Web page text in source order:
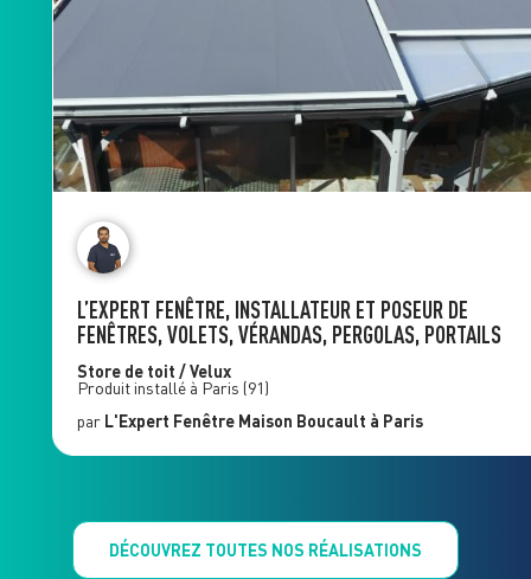
L’EXPERT FENÊTRE, INSTALLATEUR ET POSEUR DE
FENÊTRES, VOLETS, VÉRANDAS, PERGOLAS, PORTAILS
Store de toit / Velux
Produit installé à Paris (91)
par L'Expert Fenêtre Maison Boucault à Paris
DÉCOUVREZ TOUTES NOS RÉALISATIONS